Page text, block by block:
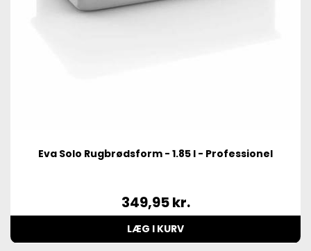
Eva Solo Rugbrødsform - 1.85 l - Professionel
349,95kr.
LÆG I KURV